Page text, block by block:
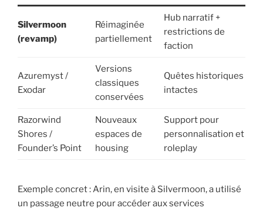
Silvermoon
(revamp)
Réimaginée
partiellement
Hub narratif +
restrictions de
faction
Azuremyst /
Exodar
Versions
classiques
conservées
Quêtes historiques
intactes
Razorwind
Shores /
Founder’s Point
Nouveaux
espaces de
housing
Support pour
personnalisation et
roleplay
Exemple concret : Arin, en visite à Silvermoon, a utilisé
un passage neutre pour accéder aux services